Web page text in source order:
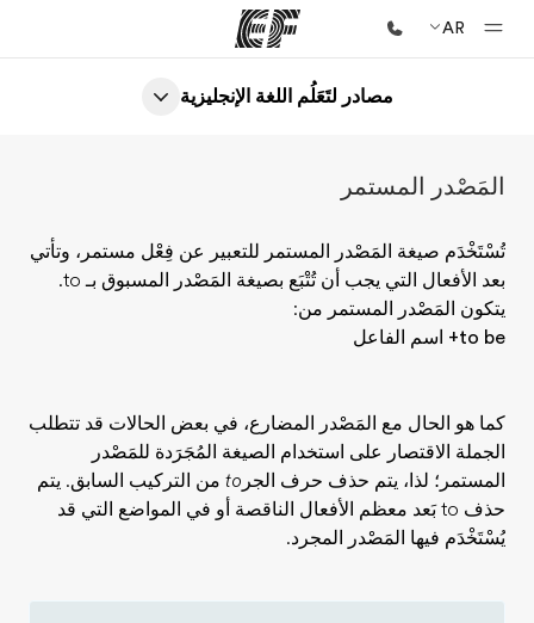
AR
الصفحة الرئيسية
برامج
شاهد كل ما نقوم به
مكاتب
أعثر على مكتب قريب منك
من نحن
وظائف
إنضم إلى الفريق
مصادر لتَعَلُم اللغة الإنجليزية
المَصْدر المستمر
تُسْتَخْدَم صيغة المَصْدر المستمر للتعبير عن فِعْل مستمر، وتأتي
بعد الأفعال التي يجب أن تُتْبَع بصيغة المَصْدر المسبوق بـ to.
يتكون المَصْدر المستمر من:
to be+ اسم الفاعل
كما هو الحال مع المَصْدر المضارع، في بعض الحالات قد تتطلب
الجملة الاقتصار على استخدام الصيغة المُجَرَدة للمَصْدر
المستمر؛ لذا، يتم حذف حرف الجر to من التركيب السابق. يتم
حذف to بَعد معظم الأفعال الناقصة أو في المواضع التي قد
يُسْتَخْدَم فيها المَصْدر المجرد.